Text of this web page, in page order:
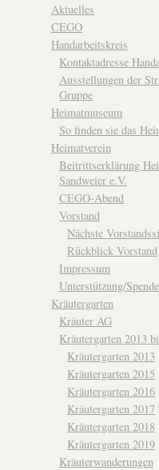
Aktuelles
CEGO
Handarbeitskreis
Kontaktadresse
Ausstellungen der
Gruppe
Heimatmuseum
So finden sie das
Heimatverein
Beitrittserklärung
Sandweier e.V.
CEGO-Abend
Vorstand
Nächste
Rückblick Vorstand
Impressum
Unterstützung/
Kräutergarten
Kräuter AG
Kräutergarten 2013
Kräutergarten 2013
Kräutergarten 2015
Kräutergarten 2016
Kräutergarten 2017
Kräutergarten 2018
Kräutergarten 2019
Kräuterwanderungen